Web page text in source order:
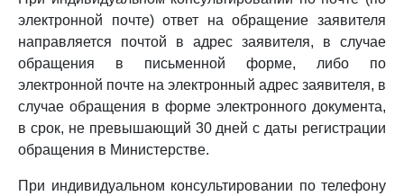
электронной почте) ответ на обращение заявителя
направляется почтой в адрес заявителя, в случае
обращения в письменной форме, либо по
электронной почте на электронный адрес заявителя, в
случае обращения в форме электронного документа,
в срок, не превышающий 30 дней с даты регистрации
обращения в Министерстве.
При индивидуальном консультировании по телефону